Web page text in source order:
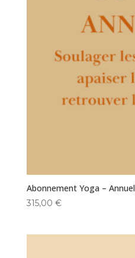
Abonnement Yoga – Annuel
315,00 €